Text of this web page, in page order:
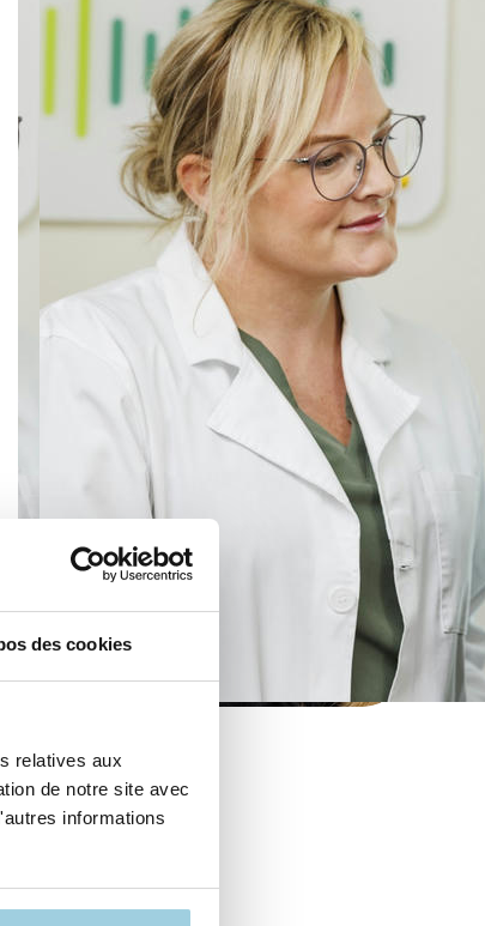
des cookies
relatives aux
de notre site avec
informations